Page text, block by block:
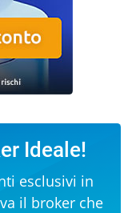
Ideale!
esclusivi in
il broker che